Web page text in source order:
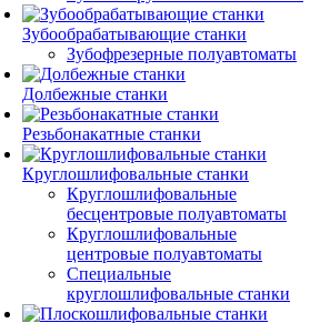
Зубообрабатывающие станки
Зубофрезерные полуавтоматы
Долбежные станки
Резьбонакатные станки
Круглошлифовальные станки
Круглошлифовальные
бесцентровые полуавтоматы
Круглошлифовальные
центровые полуавтоматы
Специальные
круглошлифовальные станки